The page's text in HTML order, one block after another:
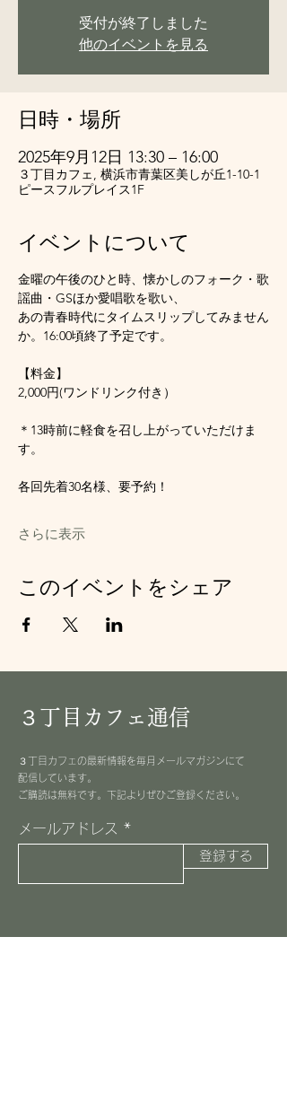
受付が終了しました
他のイベントを見る
日時・場所
2025年9月12日 13:30 – 16:00
３丁目カフェ, 横浜市青葉区美しが丘1-10-1
ピースフルプレイス1F
イベントについて
金曜の午後のひと時、懐かしのフォーク・歌
謡曲・GSほか愛唱歌を歌い、
あの青春時代にタイムスリップしてみません
か。16:00頃終了予定です。
【料金】
2,000円(ワンドリンク付き）
＊13時前に軽食を召し上がっていただけま
す。
各回先着30名様、要予約！
さらに表示
このイベントをシェア
３丁目カフェ通信
３丁目カフェの最新情報を毎月メールマガジンにて
配信しています。
​ご購読は無料です。下記よりぜひご登録ください。
メールアドレス
登録する